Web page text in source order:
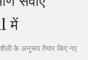
में
के अनुरूप तैयार किए गए